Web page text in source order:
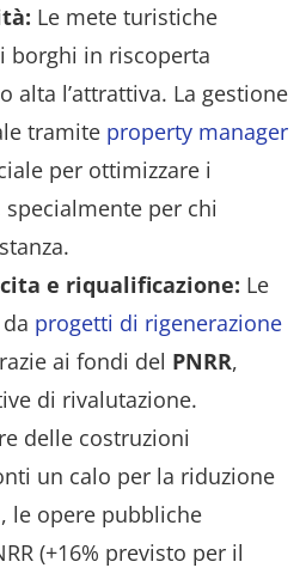
Le mete turistiche
borghi in riscoperta
alta l’attrattiva. La gestione
tramite property manager
per ottimizzare i
per chi
e riqualificazione: Le
progetti di rigenerazione
ai fondi del PNRR,
di rivalutazione.
delle costruzioni
un calo per la riduzione
le opere pubbliche
(+16% previsto per il